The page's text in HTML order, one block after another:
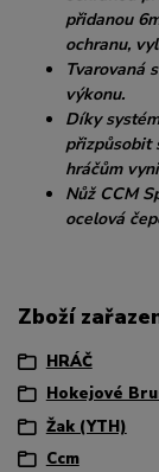
přidanou
ochranu,
Tvarovaná
výkonu.
Díky
přizpůsobit
hráčům
Nůž CCM
ocelová
Zboží
HRÁČ
Hokejové
Žak (YTH)
Ccm